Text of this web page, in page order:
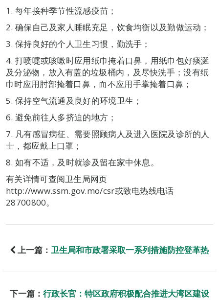
1. 每年接种季节性流感疫苗；
2. 确保自己及家人睡眠充足，饮食均衡以及勤做运动；
3. 保持良好的个人卫生习惯，勤洗手；
4. 打喷嚏或咳嗽时应用纸巾掩着口鼻，用纸巾包好痰涎
及分泌物，放入有盖的垃圾桶内，及尽快洗手；没有纸
巾时应用肘部掩着口鼻，而不应用手掌掩着口鼻；
5. 保持空气流通及良好的环境卫生；
6. 避免前往人多挤迫的地方；
7. 凡有感冒病征、需要照顾病人及进入医院及诊所的人
士，都应戴上口罩；
8. 如有不适，及时就诊及留在家中休息。
有关详情可查阅卫生局网页
http://www.ssm.gov.mo/csr或致电热线电话
28700800。
上一篇： 卫生局和市政署采取一系列措施防控登革热
下一篇： 行政长官：特区政府积极配合推进大湾区建设